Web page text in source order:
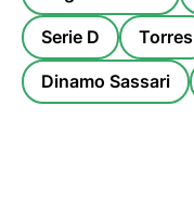
Serie D Torres
Dinamo Sassari